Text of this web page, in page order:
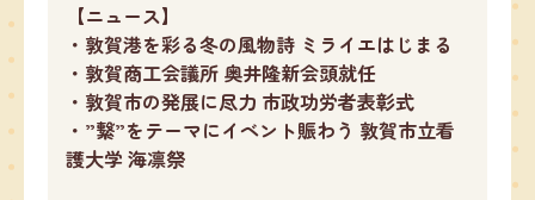
【ニュース】
・敦賀港を彩る冬の風物詩 ミライエはじまる
・敦賀商工会議所 奥井隆新会頭就任
・敦賀市の発展に尽力 市政功労者表彰式
・”繋”をテーマにイベント賑わう 敦賀市立看
護大学 海凛祭